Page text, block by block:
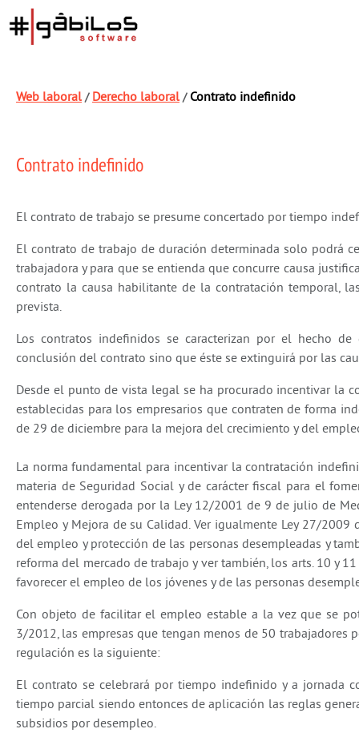
Web laboral/ Derecho laboral/ Contrato indefinido
Contrato indefinido
El contrato de trabajo se presume concertado por tiempo
El contrato de trabajo de duración determinada solo podrá
trabajadora y para que se entienda que concurre causa
contrato la causa habilitante de la contratación temporal,
prevista.
Los contratos indefinidos se caracterizan por el hecho
conclusión del contrato sino que éste se extinguirá por las
Desde el punto de vista legal se ha procurado incentivar la
establecidas para los empresarios que contraten de forma
de 29 de diciembre para la mejora del crecimiento y del
La norma fundamental para incentivar la contratación
materia de Seguridad Social y de carácter fiscal para el
entenderse derogada por la Ley 12/2001 de 9 de julio de
Empleo y Mejora de su Calidad. Ver igualmente Ley 27/
del empleo y protección de las personas desempleadas y
reforma del mercado de trabajo y ver también, los arts. 10 y
favorecer el empleo de los jóvenes y de las personas
Con objeto de facilitar el empleo estable a la vez que se
3/2012, las empresas que tengan menos de 50 trabajadores
regulación es la siguiente:
El contrato se celebrará por tiempo indefinido y a jornada
tiempo parcial siendo entonces de aplicación las reglas
subsidios por desempleo.